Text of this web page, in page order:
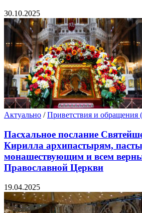
30.10.2025
Актуально /Приветствия и обращения
Пасхальное послание
Кирилла архипастырям,
монашествующим и всем
Православной Церкви
19.04.2025